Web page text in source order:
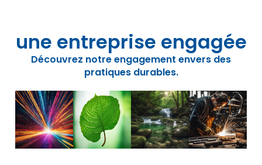
une entreprise engagée
Découvrez notre engagement envers des
pratiques durables.